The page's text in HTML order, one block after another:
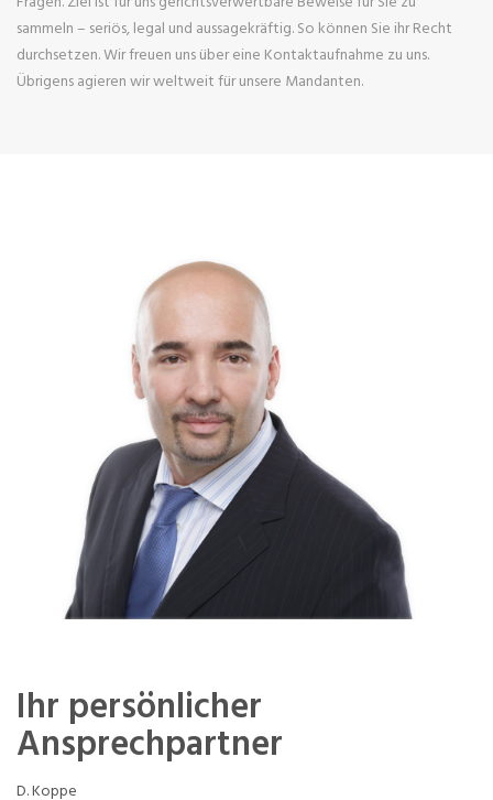
sammeln – seriös, legal und aussagekräftig. So können Sie ihr Recht
durchsetzen. Wir freuen uns über eine Kontaktaufnahme zu uns.
Übrigens agieren wir weltweit für unsere Mandanten.
Ihr persönlicher
Ansprechpartner
D. Koppe